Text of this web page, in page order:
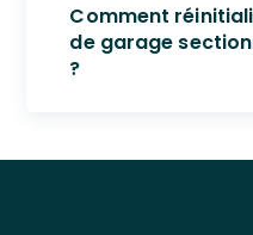
Comment
de garage
?